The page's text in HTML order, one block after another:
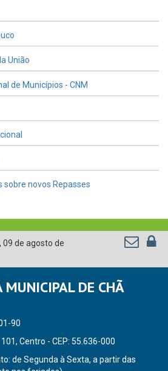
União
de Municípios - CNM
sobre novos Repasses
, 09 de agosto de
MUNICIPAL DE CHÃ
90
Centro - CEP: 55.636-000
de Segunda à Sexta, a partir das